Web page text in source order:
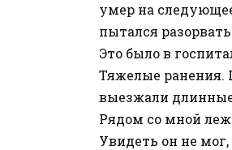
умер на
пытался
Это было в
Тяжелые ранения.
выезжали
Рядом со мной
Увидеть он не